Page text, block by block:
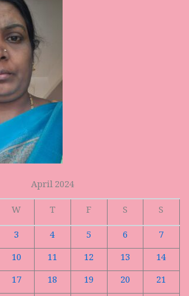
April 2024
W T F S
S
3 4 5 6
7
10 11 12 13
14
17 18 19 20
21